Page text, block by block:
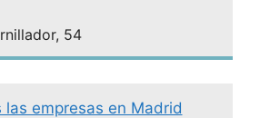
54
las empresas en Madrid